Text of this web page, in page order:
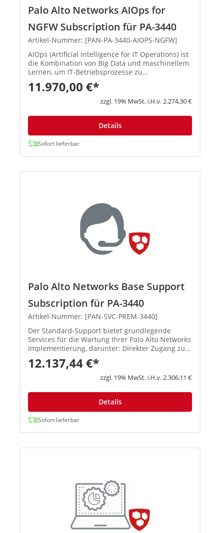
Palo Alto Networks AIOps for
NGFW Subscription für PA-3440
Artikel-Nummer: [PAN-PA-3440-AIOPS-NGFW]
AIOps (Artificial Intelligence for IT Operations) ist
die Kombination von Big Data und maschinellem
Lernen, um IT-Betriebsprozesse zu
automatisieren, einschließlich der Korrelation
von Ereignissen, der Erkennung von Anomalien
und der Bestimmung von K...
11.970,00 €*
zzgl. 19% MwSt. i.H.v. 2.274,30 €
Details
Sofort lieferbar
Palo Alto Networks Base Support
Subscription für PA-3440
Artikel-Nummer: [PAN-SVC-PREM-3440]
Der Standard-Support bietet grundlegende
Services für die Wartung Ihrer Palo Alto Networks
Implementierung, darunter: Direkter Zugang zu
Produktexperten: Interaktion mit einem Support-
Ingenieur, der geschult ist, Ihre individuellen
12.137,44 €*
zzgl. 19% MwSt. i.H.v. 2.306,11 €
Details
Sofort lieferbar